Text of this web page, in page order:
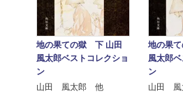
地の果ての獄 下 山田
風太郎ベストコレクショ
ン
山田 風太郎 他
地の果
風太郎
ン
山田